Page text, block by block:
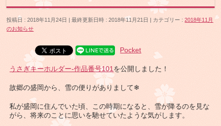
投稿日 : 2018年11月24日 最終更新日時 : 2018年11月21日 カテゴリー :2018年11月
のお知らせ
Pocket
うさぎキーホルダー-作品番号101を公開しました！
故郷の盛岡から、雪の便りがありまして❄
私が盛岡に住んでいた頃、この時期になると、雪が降るのを見な
がら、将来のことに思いを馳せていたような気がします。